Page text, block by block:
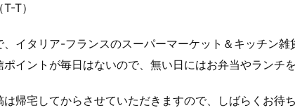
T）
、イタリア-フランスのスーパーマーケット＆キッチン
ポイントが毎日はないので、無い日にはお弁当やランチ
帰宅してからさせていただきますので、しばらくお待ち